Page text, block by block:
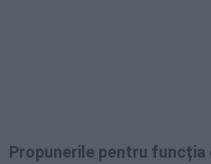
Propunerile pentru funcția